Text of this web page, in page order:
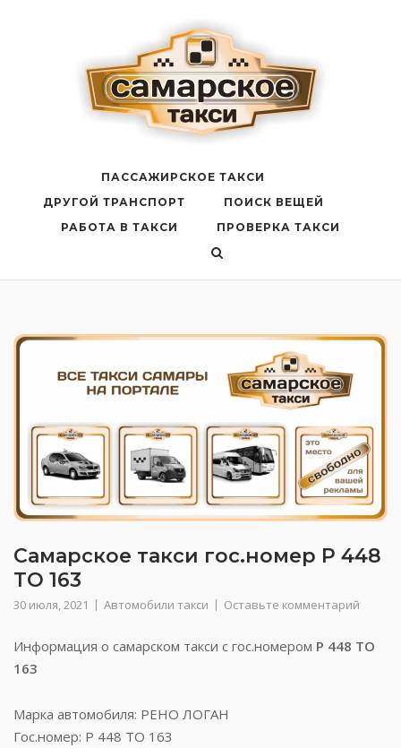
ПАССАЖИРСКОЕ ТАКСИ
ДРУГОЙ ТРАНСПОРТ
ПОИСК ВЕЩЕЙ
РАБОТА В ТАКСИ
ПРОВЕРКА ТАКСИ
Самарское такси гос.номер Р 448
ТО 163
30 июля, 2021 Автомобили такси Оставьте комментарий
Информация о самарском такси с гос.номером Р 448 ТО
163
Марка автомобиля: РЕНО ЛОГАН
Гос.номер: Р 448 ТО 163